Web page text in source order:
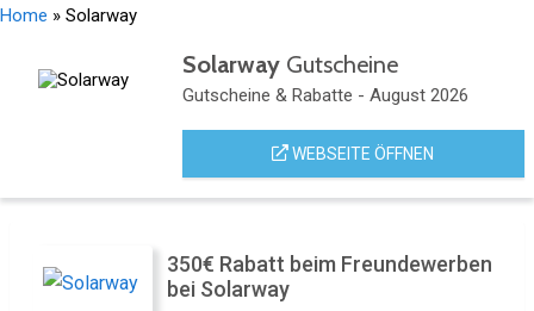
Home » Solarway
SolarwayGutscheine
Gutscheine & Rabatte - August 2026
WEBSEITE ÖFFNEN
350€ Rabatt beim Freundewerben
bei Solarway